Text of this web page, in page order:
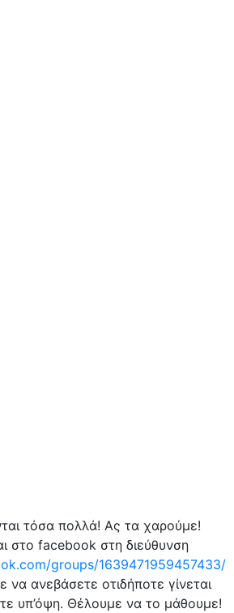
τόσα πολλά! Ας τα χαρούμε!
στο facebook στη διεύθυνση
groups/1639471959457433/
να ανεβάσετε οτιδήποτε γίνεται
υπ’όψη. Θέλουμε να το μάθουμε!